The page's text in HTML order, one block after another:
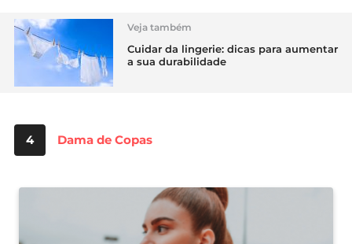
Veja também
Cuidar da lingerie: dicas para aumentar
a sua durabilidade
4 Dama de Copas